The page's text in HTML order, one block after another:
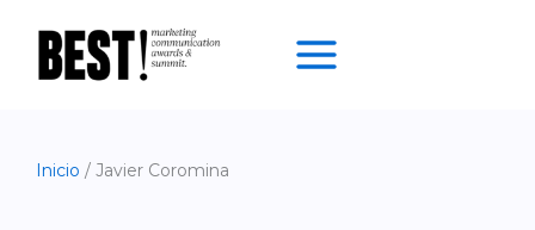
contenido
Inicio Javier Coromina